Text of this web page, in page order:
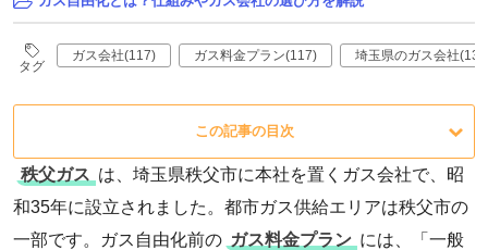
タグ
ガス会社(117) ガス料金プラン(117) 埼玉県のガス会社(13)
この記事の目次
秩父ガス は、埼玉県秩父市に本社を置くガス会社で、昭
和35年に設立されました。都市ガス供給エリアは秩父市の
一部です。ガス自由化前の ガス料金プラン には、「一般